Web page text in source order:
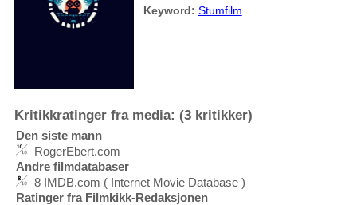
Keyword: Stumfilm
Kritikkratinger fra media: (3 kritikker)
Den siste mann
RogerEbert.com
Andre filmdatabaser
8 IMDB.com ( Internet Movie Database )
Ratinger fra Filmkikk-Redaksjonen